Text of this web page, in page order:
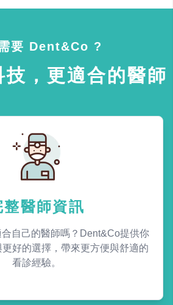
要 Dent&Co ?
技，更適合的醫師
整醫師資訊
自己的醫師嗎？Dent&Co提供你
好的選擇，帶來更方便與舒適的
看診經驗。